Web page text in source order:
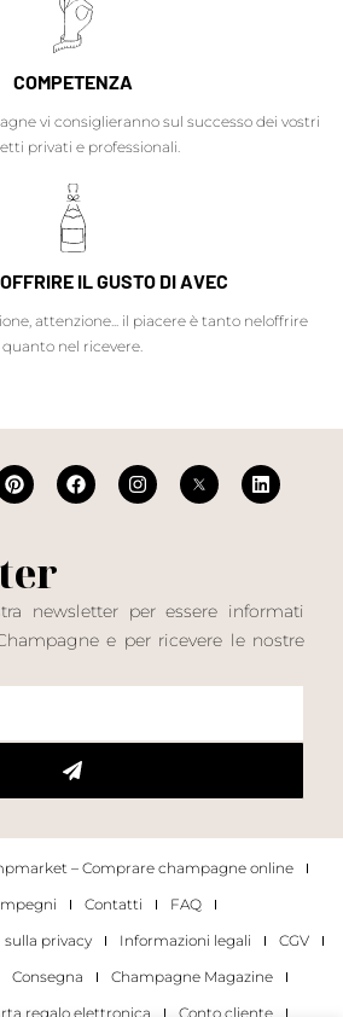
COMPETENZA
vi consiglieranno sul successo dei vostri
privati e professionali.
IL GUSTO DI AVEC
attenzione... il piacere è tanto neloffrire
quanto nel ricevere.
newsletter per essere informati
e per ricevere le nostre
– Comprare champagne online
Contatti
FAQ
privacy
Informazioni legali
CGV
Consegna
Champagne Magazine
regalo elettronica Conto cliente